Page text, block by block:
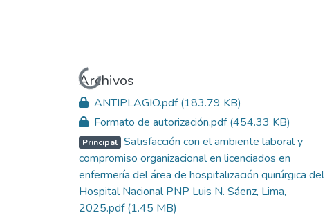
Cargando...
Archivos
ANTIPLAGIO.pdf(183.79 KB)
Formato de autorización.pdf(454.33 KB)
Principal Satisfacción con el ambiente laboral y
compromiso organizacional en licenciados en
enfermería del área de hospitalización quirúrgica del
Hospital Nacional PNP Luis N. Sáenz, Lima,
2025.pdf(1.45 MB)